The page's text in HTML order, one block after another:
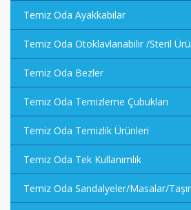
Temiz Oda Ayakkabılar
Temiz Oda Otoklavlanabilir /Steril
Temiz Oda Bezler
Temiz Oda Temizleme Çubukları
Temiz Oda Temizlik Ürünleri
Temiz Oda Tek Kullanımlık
Temiz Oda Sandalyeler/Masalar/